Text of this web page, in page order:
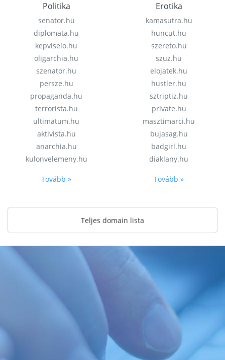
Politika
senator.hu
diplomata.hu
kepviselo.hu
oligarchia.hu
szenator.hu
persze.hu
propaganda.hu
terrorista.hu
ultimatum.hu
aktivista.hu
anarchia.hu
kulonvelemeny.hu
Tovább »
Erotika
kamasutra.hu
huncut.hu
szereto.hu
szuz.hu
elojatek.hu
hustler.hu
sztriptiz.hu
private.hu
masztimarci.hu
bujasag.hu
badgirl.hu
diaklany.hu
Tovább »
Teljes domain lista